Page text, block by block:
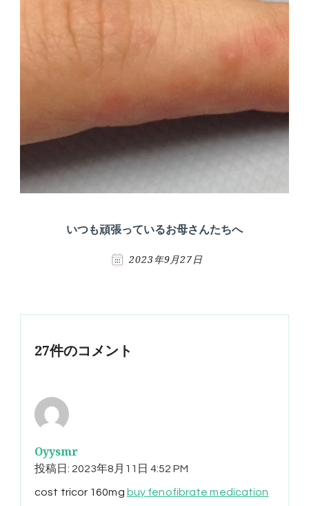
いつも頑張っているお母さんたちへ
2023年9月27日
27件のコメント
Oyysmr
投稿日: 2023年8月11日 4:52 PM
cost tricor 160mg buy fenofibrate medication